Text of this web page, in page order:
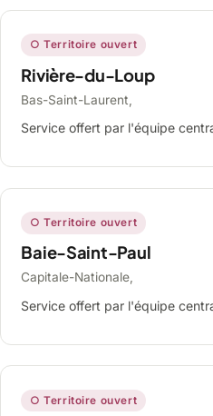
○ Territoire ouvert
Rivière-du-Loup
Bas-Saint-Laurent,
Service offert par l'équipe
○ Territoire ouvert
Baie-Saint-Paul
Capitale-Nationale,
Service offert par l'équipe
○ Territoire ouvert